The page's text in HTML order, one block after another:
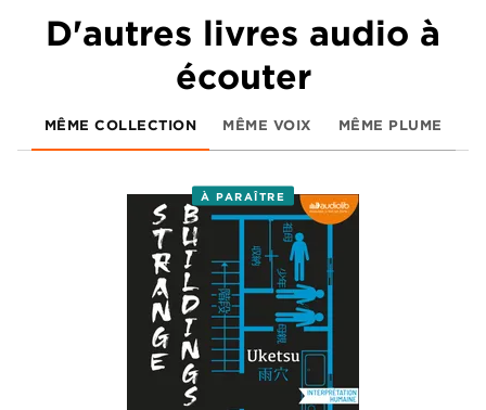
D'autres livres audio à
écouter
MÊME COLLECTION MÊME VOIX MÊME PLUME
À PARAÎTRE